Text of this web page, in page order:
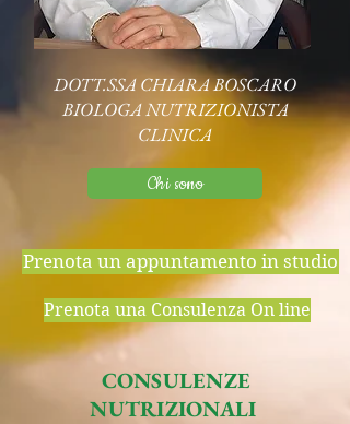
DOTT.SSA CHIARA BOSCARO
BIOLOGA NUTRIZIONISTA
CLINICA
Chi sono
Prenota un appuntamento in studio
Prenota una Consulenza On line
CONSULENZE
NUTRIZIONALI